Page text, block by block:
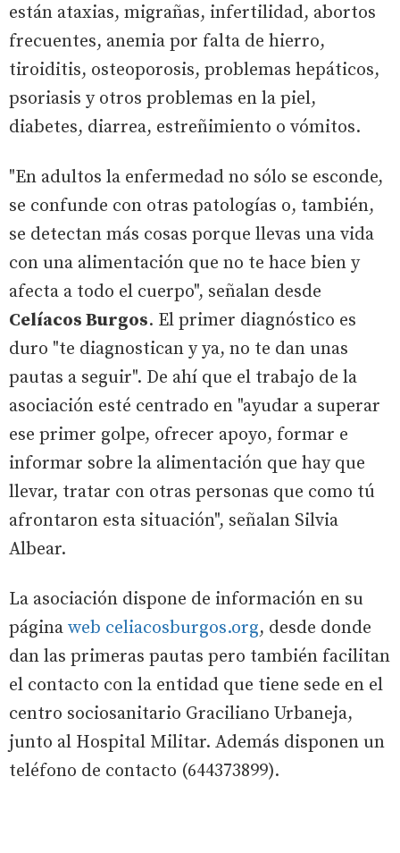
están ataxias, migrañas, infertilidad, abortos
frecuentes, anemia por falta de hierro,
tiroiditis, osteoporosis, problemas hepáticos,
psoriasis y otros problemas en la piel,
diabetes, diarrea, estreñimiento o vómitos.
"En adultos la enfermedad no sólo se esconde,
se confunde con otras patologías o, también,
se detectan más cosas porque llevas una vida
con una alimentación que no te hace bien y
afecta a todo el cuerpo", señalan desde
Celíacos Burgos. El primer diagnóstico es
duro "te diagnostican y ya, no te dan unas
pautas a seguir". De ahí que el trabajo de la
asociación esté centrado en "ayudar a superar
ese primer golpe, ofrecer apoyo, formar e
informar sobre la alimentación que hay que
llevar, tratar con otras personas que como tú
afrontaron esta situación", señalan Silvia
Albear.
La asociación dispone de información en su
página web celiacosburgos.org, desde donde
dan las primeras pautas pero también facilitan
el contacto con la entidad que tiene sede en el
centro sociosanitario Graciliano Urbaneja,
junto al Hospital Militar. Además disponen un
teléfono de contacto (644373899).